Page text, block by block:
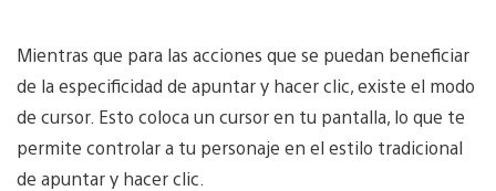
Mientras que para las acciones que se puedan beneficiar
de la especificidad de apuntar y hacer clic, existe el modo
de cursor. Esto coloca un cursor en tu pantalla, lo que te
permite controlar a tu personaje en el estilo tradicional
de apuntar y hacer clic.